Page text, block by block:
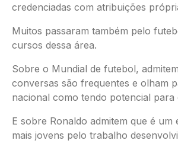
credenciadas com atribuições
Muitos passaram também pelo
cursos dessa área.
Sobre o Mundial de futebol,
conversas são frequentes e olham
nacional como tendo potencial para
E sobre Ronaldo admitem que é um
mais jovens pelo trabalho